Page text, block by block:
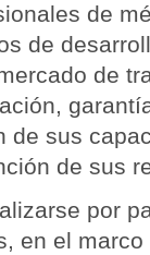
de
de
de
de sus
de sus
por
en el